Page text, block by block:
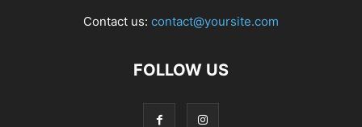
Contact us: contact@yoursite.com
FOLLOW US